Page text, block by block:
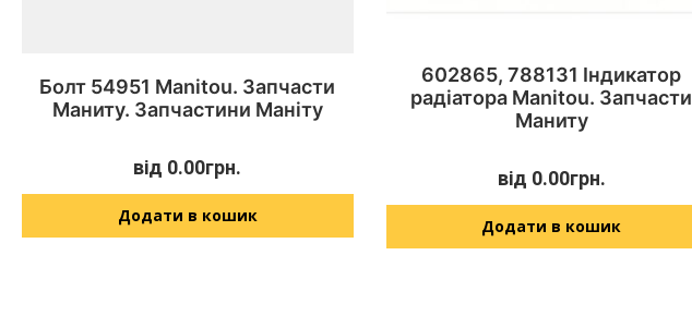
Болт 54951 Manitou. Запчасти
Маниту. Запчастини Маніту
від 0.00грн.
Додати в кошик
602865, 788131 Індикатор
радіатора Manitou. Запчасти
Маниту
від 0.00грн.
Додати в кошик